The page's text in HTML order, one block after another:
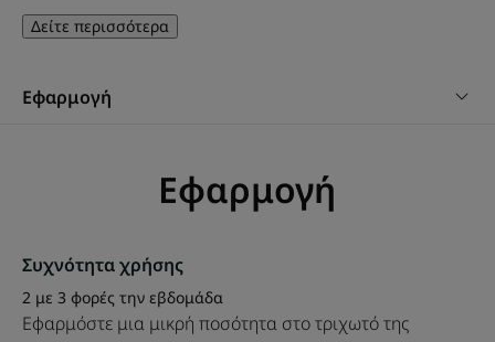
μήκη: απαλότητα και λάμψη από τη ρίζα έως τις
άκρες, χωρίς να βαραίνει τις ίνες της τρίχας, για
ΛΊΓΑ ΛΌΓΙΑ ΑΠΌ ΤΟΝ ΕΙΔΙΚΌ ΜΑΣ
Ενισχύει την παραγωγή
Δείτε περισσότερα
Εφαρμογή
Εφαρμογή
Συχνότητα χρήσης
2 με 3 φορές την εβδομάδα
Εφαρμόστε μια μικρή ποσότητα στο τριχωτό της